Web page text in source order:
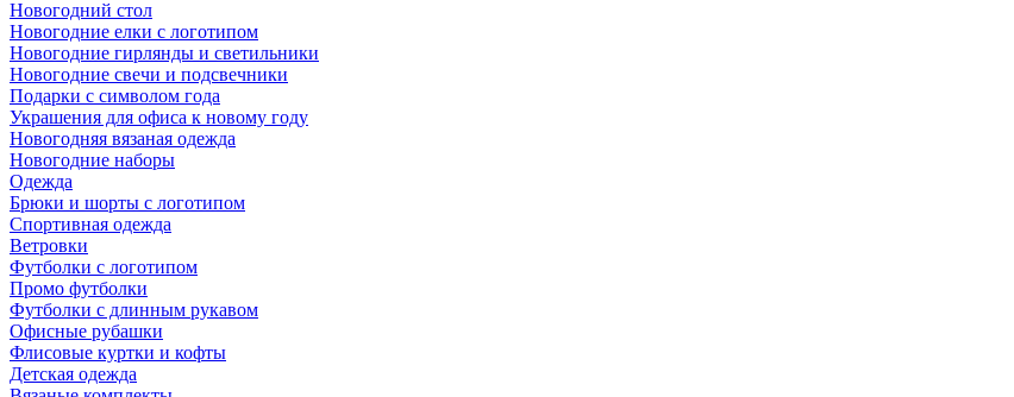
Новогодний стол
Новогодние елки с логотипом
Новогодние гирлянды и светильники
Новогодние свечи и подсвечники
Подарки с символом года
Украшения для офиса к новому году
Новогодняя вязаная одежда
Новогодние наборы
Одежда
Брюки и шорты с логотипом
Спортивная одежда
Ветровки
Футболки с логотипом
Промо футболки
Футболки с длинным рукавом
Офисные рубашки
Флисовые куртки и кофты
Детская одежда